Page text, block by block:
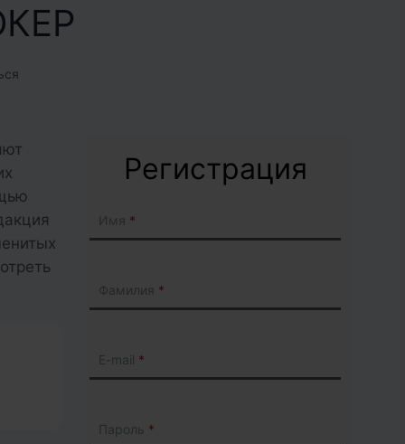
Регистрация
Имя
Фамилия
E-mail
Пароль